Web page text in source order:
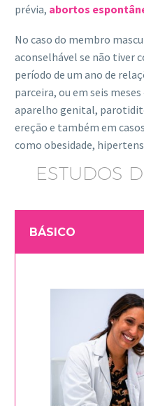
prévia, abortos
No caso do membro
aconselhável se não tiver
período de um ano de
parceira, ou em seis
aparelho genital,
ereção e também em
como obesidade,
ESTUDOS
BÁSICO